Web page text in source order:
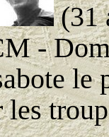
(31
-
le
les